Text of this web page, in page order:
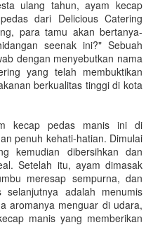
ulang tahun, ayam kecap
dari Delicious Catering
para tamu akan bertanya-
seenak ini?" Sebuah
dengan menyebutkan nama
yang telah membuktikan
berkualitas tinggi di kota
kecap pedas manis ini di
penuh kehati-hatian. Dimulai
kemudian dibersihkan dan
Setelah itu, ayam dimasak
meresap sempurna, dan
adalah menumis
aromanya menguar di udara,
manis yang memberikan